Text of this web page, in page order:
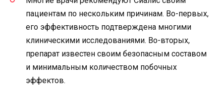
пациентам по нескольким причинам. Во-первых,
его эффективность подтверждена многими
клиническими исследованиями. Во-вторых,
препарат известен своим безопасным составом
и минимальным количеством побочных
эффектов.